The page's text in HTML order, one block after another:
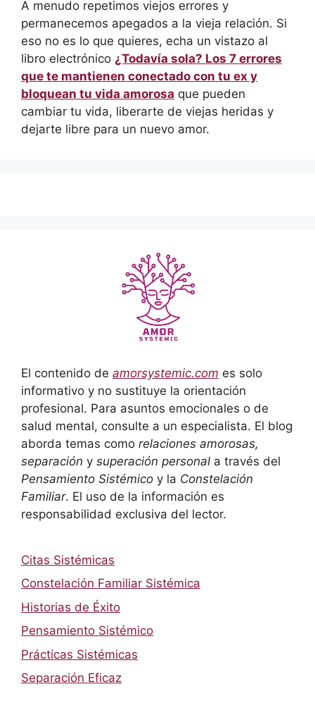
A menudo repetimos viejos errores y
permanecemos apegados a la vieja relación. Si
eso no es lo que quieres, echa un vistazo al
libro electrónico ¿Todavía sola? Los 7 errores
que te mantienen conectado con tu ex y
bloquean tu vida amorosa que pueden
cambiar tu vida, liberarte de viejas heridas y
dejarte libre para un nuevo amor.
El contenido de amorsystemic.com es solo
informativo y no sustituye la orientación
profesional. Para asuntos emocionales o de
salud mental, consulte a un especialista. El blog
aborda temas como relaciones amorosas,
separación y superación personal a través del
Pensamiento Sistémico y la Constelación
Familiar. El uso de la información es
responsabilidad exclusiva del lector.
Citas Sistémicas
Constelación Familiar Sistémica
Historias de Éxito
Pensamiento Sistémico
Prácticas Sistémicas
Separación Eficaz